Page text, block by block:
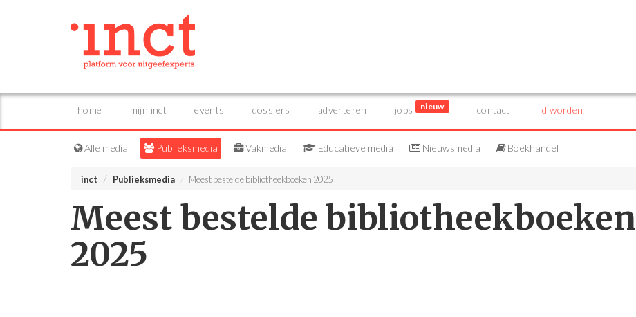
home mijn inct events dossiers adverteren jobs nieuw contact lid worden
Alle media Publieksmedia Vakmedia Educatieve media Nieuwsmedia Boekhandel
inct Publieksmedia Meest bestelde bibliotheekboeken 2025
Meest bestelde bibliotheekboeken
2025